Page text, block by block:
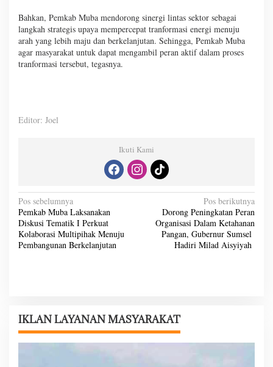
Bahkan, Pemkab Muba mendorong sinergi lintas sektor sebagai
langkah strategis upaya mempercepat tranformasi energi menuju
arah yang lebih maju dan berkelanjutan. Sehingga, Pemkab Muba
agar masyarakat untuk dapat mengambil peran aktif dalam proses
tranformasi tersebut, tegasnya.
Editor: Joel
Ikuti Kami
N
a
v
i
i
p
Pos sebelumnya
Pemkab Muba Laksanakan
Diskusi Tematik I Perkuat
Kolaborasi Multipihak Menuju
Pembangunan Berkelanjutan
Pos berikutnya
Dorong Peningkatan Peran
Organisasi Dalam Ketahanan
Pangan, Gubernur Sumsel
Hadiri Milad Aisyiyah
IKLAN LAYANAN MASYARAKAT